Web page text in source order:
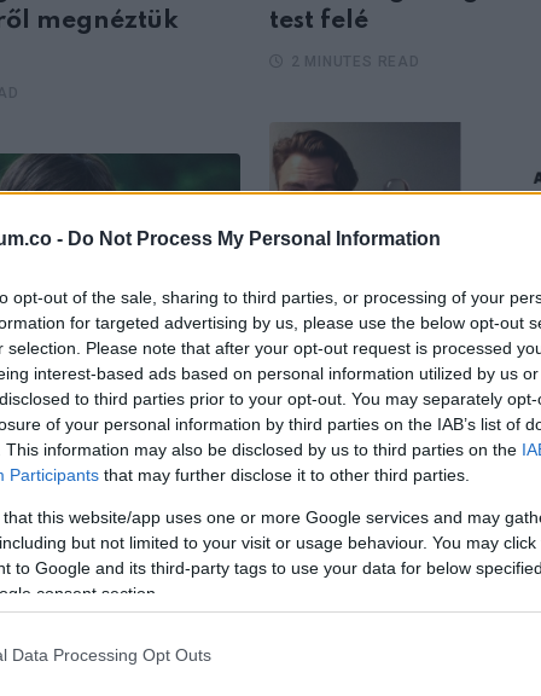
- Do Not Process My Personal Information
opt-out of the sale, sharing to third parties, or processing of your
for targeted advertising by us, please use the below opt-out
selection. Please note that after your opt-out request is processed
interest-based ads based on personal information utilized by us
to third parties prior to your opt-out. You may separately
of your personal information by third parties on the IAB’s list of
This information may also be disclosed by us to third parties on the
Participants that may further disclose it to other third parties.
that this website/app uses one or more Google services and may
but not limited to your visit or usage behaviour. You may
to Google and its third-party tags to use your data for below
consent section.
Data Processing Opt Outs
megnéztük
test felé
EMBEREK
22 kép, amely
hogy a humor
fontos a családnak
2 MINUTES READ
ki az
színészei évekkel
MINUTE